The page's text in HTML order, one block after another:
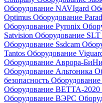
Оборудование NAVIgard
Optimus Оборудование
Оборудование Pyronix
Satvision Оборудование SLT
Оборудование Ssdcam
Tantos Оборудование
Оборудование Аврора-
Оборудование Альтоника
безопасность
Оборудование ВЕТТА-2020
Оборудование ВЭРС